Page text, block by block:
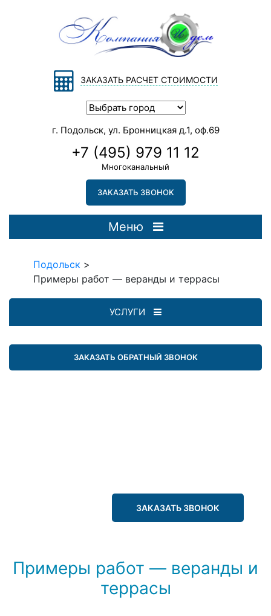
ЗАКАЗАТЬ РАСЧЕТ СТОИМОСТИ
г. Подольск, ул. Бронницкая д.1, оф.69
+7 (495) 979 11 12
Многоканальный
ЗАКАЗАТЬ ЗВОНОК
Меню
Подольск >
Примеры работ — веранды и террасы
УСЛУГИ
ЗАКАЗАТЬ ОБРАТНЫЙ ЗВОНОК
ЗАКАЗАТЬ ЗВОНОК
Примеры работ — веранды и
террасы